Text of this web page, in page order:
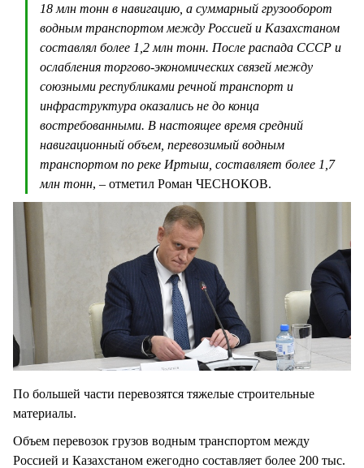
18 млн тонн в навигацию, а суммарный грузооборот
водным транспортом между Россией и Казахстаном
составлял более 1,2 млн тонн. После распада СССР и
ослабления торгово-экономических связей между
союзными республиками речной транспорт и
инфраструктура оказались не до конца
востребованными. В настоящее время средний
навигационный объем, перевозимый водным
транспортом по реке Иртыш, составляет более 1,7
млн тонн, – отметил Роман ЧЕСНОКОВ.
По большей части перевозятся тяжелые строительные
материалы.
Объем перевозок грузов водным транспортом между
Россией и Казахстаном ежегодно составляет более 200 тыс.